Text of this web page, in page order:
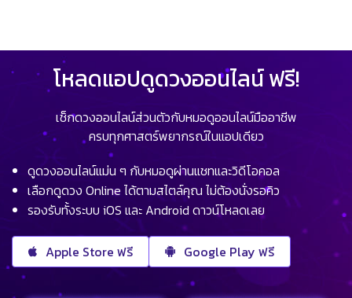
โหลดแอปดูดวงออนไลน์ ฟรี!
เช็กดวงออนไลน์ส่วนตัวกับหมอดูออนไลน์มืออาชีพ
ครบทุกศาสตร์พยากรณ์ในแอปเดียว
ดูดวงออนไลน์แม่น ๆ กับหมอดูผ่านแชทและวิดีโอคอล
เลือกดูดวง Online ได้ตามสไตล์คุณ ไม่ต้องนั่งรอคิว
รองรับทั้งระบบ iOS และ Android ดาวน์โหลดเลย
Apple Store ฟรี Google Play ฟรี